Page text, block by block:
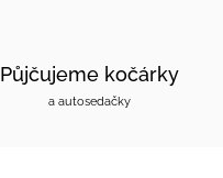
Půjčujeme kočárky
a autosedačky